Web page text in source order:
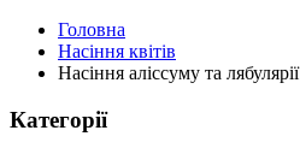
Головна
Насіння квітів
Насіння аліссуму та лябулярії
Категорії